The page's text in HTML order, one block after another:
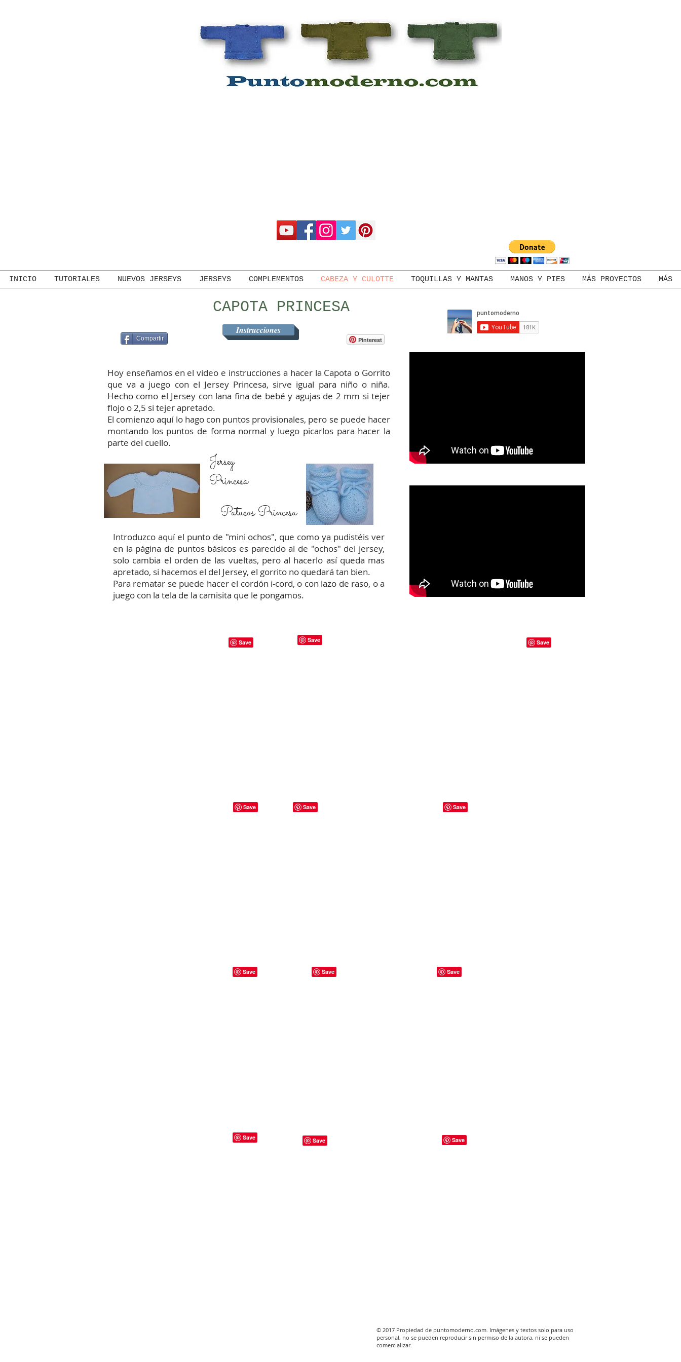
INICIO TUTORIALES NUEVOS JERSEYS JERSEYS COMPLEMENTOS CABEZA Y CULOTTE TOQUILLAS Y MANTAS MANOS Y PIES MÁS PROYECTOS MÁS
CAPOTA PRINCESA
Compartir
Instrucciones
Pinterest
Hoy enseñamos en el video e instrucciones a hacer la Capota o Gorrito
que va a juego con el Jersey Princesa, sirve igual para niño o niña.
Hecho como el Jersey con lana fina de bebé y agujas de 2 mm si tejer
flojo o 2,5 si tejer apretado.
El comienzo aquí lo hago con puntos provisionales, pero se puede hacer
montando los puntos de forma normal y luego picarlos para hacer la
parte del cuello.
Jersey
Princesa
Patucos Princesa
Introduzco aquí el punto de "mini ochos", que como ya pudistéis ver
en la página de puntos básicos es parecido al de "ochos" del jersey,
solo cambia el orden de las vueltas, pero al hacerlo así queda mas
apretado, si hacemos el del Jersey, el gorrito no quedará tan bien.
Para rematar se puede hacer el cordón i-cord, o con lazo de raso, o a
juego con la tela de la camisita que le pongamos.
© 2017 Propiedad de puntomoderno.com. Imágenes y textos solo para uso
personal, no se pueden reproducir sin permiso de la autora, ni se pueden
comercializar.